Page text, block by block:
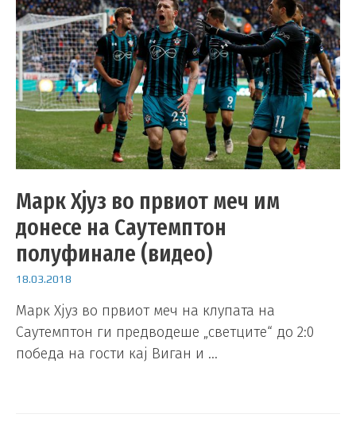
Марк Хјуз во првиот меч им
донесе на Саутемптон
полуфинале (видео)
18.03.2018
Марк Хјуз во првиот меч на клупата на
Саутемптон ги предводеше „светците“ до 2:0
победа на гости кај Виган и …